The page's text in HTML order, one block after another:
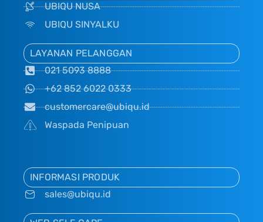
UBIQU NUSA
UBIQU SINYALKU
LAYANAN PELANGGAN
021 5093 8888
+62 852 6022 0333
customercare@ubiqu.id
Waspada Penipuan
INFORMASI PRODUK
sales@ubiqu.id